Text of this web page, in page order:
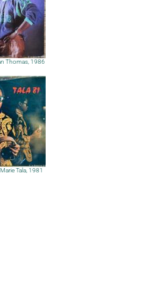
Thomas, 1986
Tala, 1981